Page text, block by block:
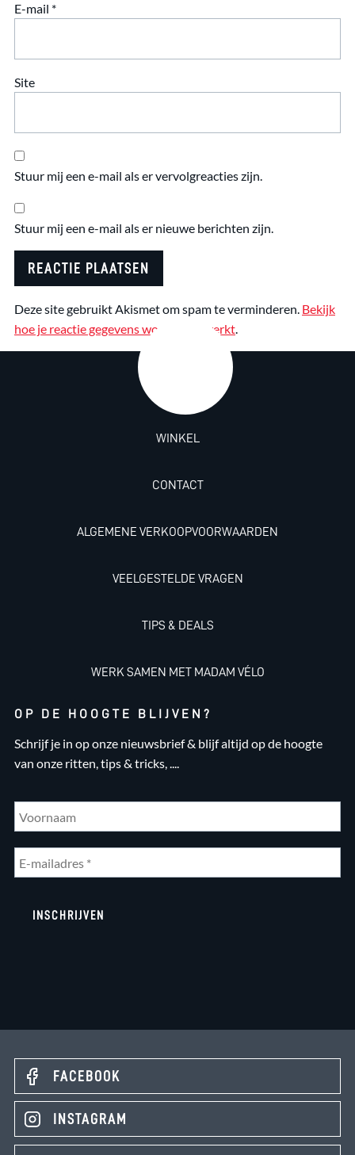
E-mail *
Site
Stuur mij een e-mail als er vervolgreacties zijn.
Stuur mij een e-mail als er nieuwe berichten zijn.
Deze site gebruikt Akismet om spam te verminderen. Bekijk
hoe je reactie gegevens worden verwerkt.
WINKEL
CONTACT
ALGEMENE VERKOOPVOORWAARDEN
VEELGESTELDE VRAGEN
TIPS & DEALS
WERK SAMEN MET MADAM VÉLO
OP DE HOOGTE BLIJVEN?
Schrijf je in op onze nieuwsbrief & blijf altijd op de hoogte
van onze ritten, tips & tricks, ....
FACEBOOK
INSTAGRAM